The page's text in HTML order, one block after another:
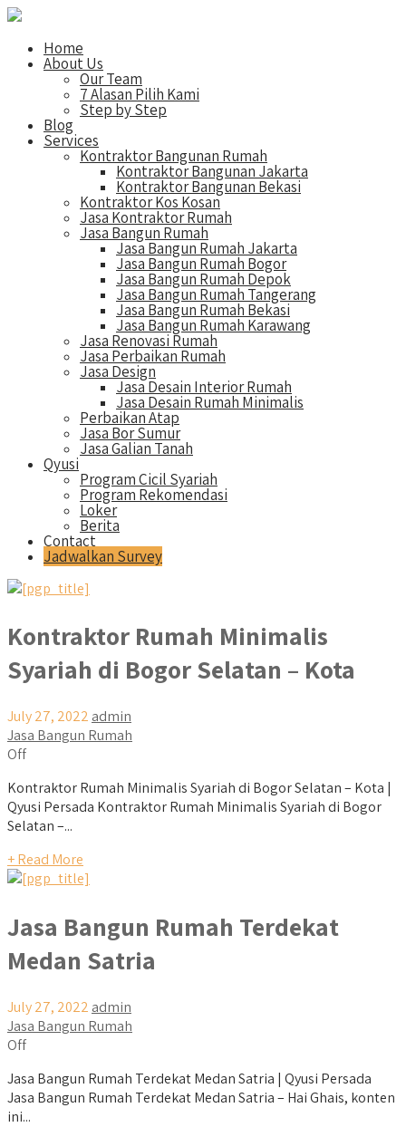
Home
About Us
Our Team
7 Alasan Pilih Kami
Step by Step
Blog
Services
Kontraktor Bangunan Rumah
Kontraktor Bangunan Jakarta
Kontraktor Bangunan Bekasi
Kontraktor Kos Kosan
Jasa Kontraktor Rumah
Jasa Bangun Rumah
Jasa Bangun Rumah Jakarta
Jasa Bangun Rumah Bogor
Jasa Bangun Rumah Depok
Jasa Bangun Rumah Tangerang
Jasa Bangun Rumah Bekasi
Jasa Bangun Rumah Karawang
Jasa Renovasi Rumah
Jasa Perbaikan Rumah
Jasa Design
Jasa Desain Interior Rumah
Jasa Desain Rumah Minimalis
Perbaikan Atap
Jasa Bor Sumur
Jasa Galian Tanah
Qyusi
Program Cicil Syariah
Program Rekomendasi
Loker
Berita
Contact
Jadwalkan Survey
Kontraktor Rumah Minimalis
Syariah di Bogor Selatan – Kota
July 27, 2022 admin
Jasa Bangun Rumah
Off
Kontraktor Rumah Minimalis Syariah di Bogor Selatan – Kota |
Qyusi Persada Kontraktor Rumah Minimalis Syariah di Bogor
Selatan –...
+ Read More
Jasa Bangun Rumah Terdekat
Medan Satria
July 27, 2022 admin
Jasa Bangun Rumah
Off
Jasa Bangun Rumah Terdekat Medan Satria | Qyusi Persada
Jasa Bangun Rumah Terdekat Medan Satria – Hai Ghais, konten
ini...